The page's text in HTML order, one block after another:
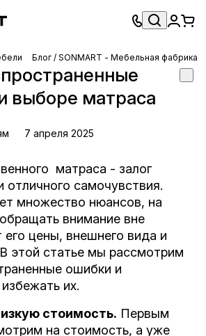
Блог / SONMART - Мебельная фабрика
выборе матраса
7 апреля 2025
матраса - залог
отличного самочувствия.
множество нюансов, на
внимание вне
его цены, внешнего вида и
этой статье мы рассмотрим
ошибки и
их.
стоимость. Первым
на стоимость, а уже